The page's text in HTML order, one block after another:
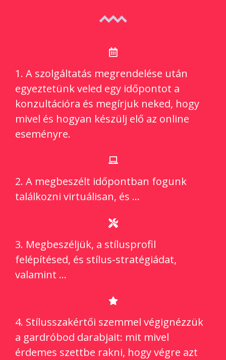
1. A szolgáltatás megrendelése után
egyeztetünk veled egy időpontot a
konzultációra és megírjuk neked, hogy
mivel és hogyan készülj elő az online
eseményre.
2. A megbeszélt időpontban fogunk
találkozni virtuálisan, és …
3. Megbeszéljük, a stílusprofil
felépítésed, és stílus-stratégiádat,
valamint …
4. Stílusszakértői szemmel végignézzük
a gardróbod darabjait: mit mivel
érdemes szettbe rakni, hogy végre azt